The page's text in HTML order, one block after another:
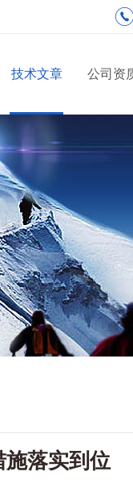
技术文章 公司资
落实到位